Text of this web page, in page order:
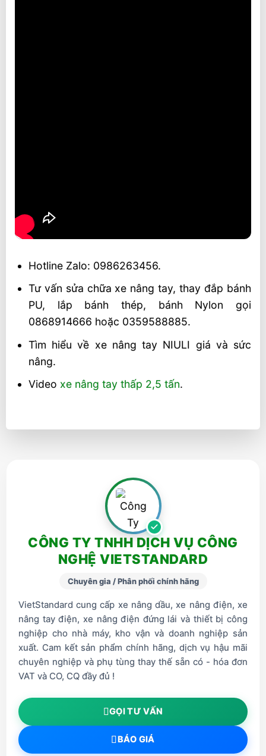
Hotline Zalo: 0986263456.
Tư vấn sửa chữa xe nâng tay, thay đắp bánh
PU, lắp bánh thép, bánh Nylon gọi
0868914666 hoặc 0359588885.
Tìm hiểu về xe nâng tay NIULI giá và sức
nâng.
Video xe nâng tay thấp 2,5 tấn.
CÔNG TY TNHH DỊCH VỤ CÔNG
NGHỆ VIETSTANDARD
Chuyên gia / Phân phối chính hãng
VietStandard cung cấp xe nâng dầu, xe nâng điện, xe
nâng tay điện, xe nâng điện đứng lái và thiết bị công
nghiệp cho nhà máy, kho vận và doanh nghiệp sản
xuất. Cam kết sản phẩm chính hãng, dịch vụ hậu mãi
chuyên nghiệp và phụ tùng thay thế sẵn có - hóa đơn
VAT và CO, CQ đầy đủ !
GỌI TƯ VẤN
BÁO GIÁ